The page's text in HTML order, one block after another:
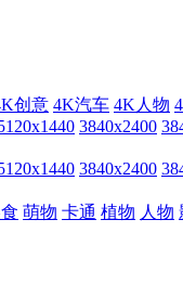
创意 4K汽车 4K人物
3840x2400
3840x2400
萌物 卡通 植物 人物